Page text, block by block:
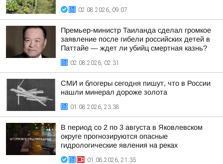
02.08.2026, 09:07
Премьер-министр Таиланда сделал громкое
заявление после гибели российских детей в
Паттайе — ждет ли убийц смертная казнь?
02.08.2026, 02:31
СМИ и блогеры сегодня пишут, что в России
нашли минерал дороже золота
01.08.2026, 23:38
В период со 2 по 3 августа в Яковлевском
округе прогнозируются опасные
гидрологические явления на реках
01.08.2026, 21:35